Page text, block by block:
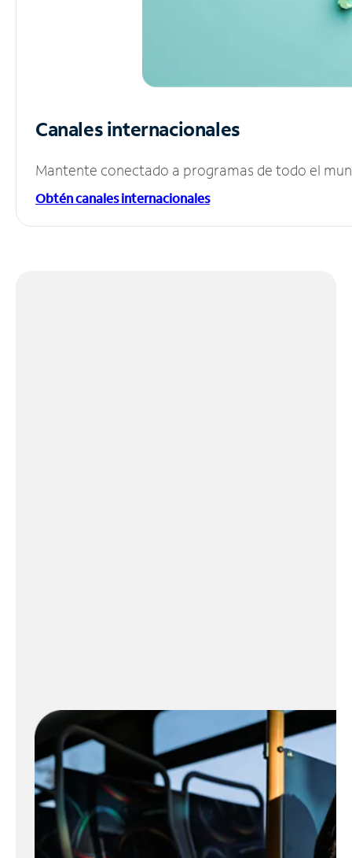
Canales internacionales
Mantente conectado a programas de todo el
Obtén canales internacionales